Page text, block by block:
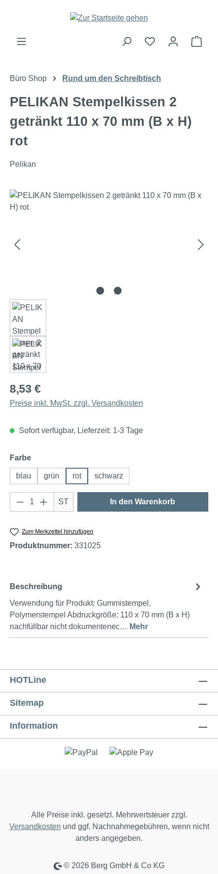
Zum Hauptinhalt springen
Büro Shop Rund um den Schreibtisch
PELIKAN Stempelkissen 2
getränkt 110 x 70 mm (B x H)
rot
Pelikan
Bildergalerie überspringen
8,53 €
Preise inkl. MwSt. zzgl. Versandkosten
Sofort verfügbar, Lieferzeit: 1-3 Tage
Farbeauswählen
blau grün rot schwarz
Produkt Anzahl: Gib den gewünschten
ST In den Warenkorb
Zum Merkzettel hinzufügen
Produktnummer: 331025
Beschreibung
Verwendung für Produkt: Gummistempel,
Polymerstempel Abdruckgröße: 110 x 70 mm (B x H)
nachfüllbar nicht dokumentenec… Mehr
HOTLine
Sitemap
Information
Alle Preise inkl. gesetzl. Mehrwertsteuer zzgl.
Versandkosten und ggf. Nachnahmegebühren, wenn nicht
anders angegeben.
© 2026 Berg GmbH & Co KG